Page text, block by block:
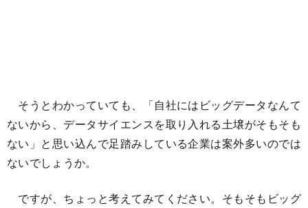
そうとわかっていても、「自社にはビッグデータなんて
ないから、データサイエンスを取り入れる土壌がそもそも
ない」と思い込んで足踏みしている企業は案外多いのでは
ないでしょうか。
ですが、ちょっと考えてみてください。そもそもビッグ